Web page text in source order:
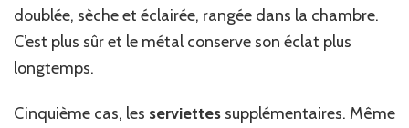
doublée, sèche et éclairée, rangée dans la chambre.
C’est plus sûr et le métal conserve son éclat plus
longtemps.
Cinquième cas, les serviettes supplémentaires. Même